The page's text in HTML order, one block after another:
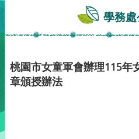
學務
桃園市女童軍會辦理115年
章頒授辦法